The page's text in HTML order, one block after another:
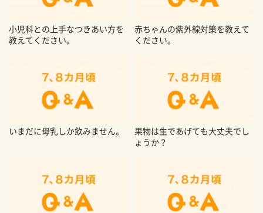
小児科との上手なつきあい方を
教えてください。
赤ちゃんの紫外線対策を教えて
ください。
いまだに母乳しか飲みません。
果物は生であげても大丈夫でし
ょうか？